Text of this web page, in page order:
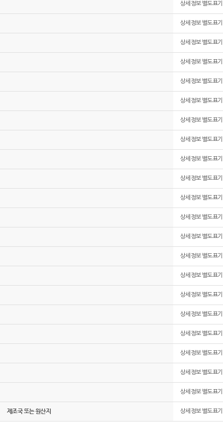
상세정보 별도표기
상세정보 별도표기
상세정보 별도표기
상세정보 별도표기
상세정보 별도표기
상세정보 별도표기
상세정보 별도표기
상세정보 별도표기
상세정보 별도표기
상세정보 별도표기
상세정보 별도표기
상세정보 별도표기
상세정보 별도표기
상세정보 별도표기
상세정보 별도표기
상세정보 별도표기
상세정보 별도표기
상세정보 별도표기
상세정보 별도표기
상세정보 별도표기
상세정보 별도표기
제조국 또는 원산지 상세정보 별도표기